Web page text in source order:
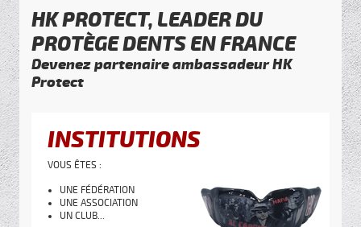
HK PROTECT, LEADER DU
PROTÈGE DENTS EN FRANCE
Devenez partenaire ambassadeur HK
Protect
INSTITUTIONS
VOUS ÊTES :
UNE FÉDÉRATION
UNE ASSOCIATION
UN CLUB...